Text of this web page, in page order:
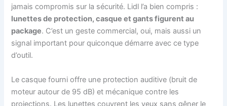
jamais compromis sur la sécurité. Lidl l’a bien compris :
lunettes de protection, casque et gants figurent au
package. C’est un geste commercial, oui, mais aussi un
signal important pour quiconque démarre avec ce type
d’outil.
Le casque fourni offre une protection auditive (bruit de
moteur autour de 95 dB) et mécanique contre les
projections. Les lunettes couvrent les yeux sans gêner le